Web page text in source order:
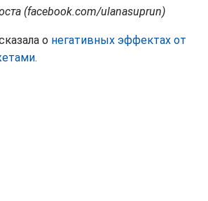
(facebook.com/ulanasuprun)
о негативных эффектах от